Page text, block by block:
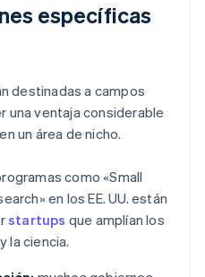
específicas
destinadas a campos
una ventaja considerable
un área de nicho.
como «Small
en los EE. UU. están
startups que amplían los
la ciencia.